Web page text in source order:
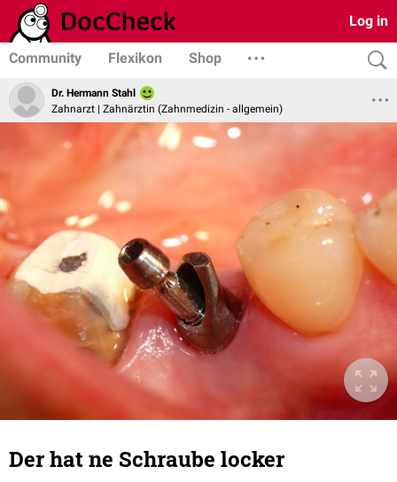
Log in
Community Flexikon Shop
Dr. Hermann Stahl
Zahnarzt | Zahnärztin (Zahnmedizin - allgemein)
Der hat ne Schraube locker